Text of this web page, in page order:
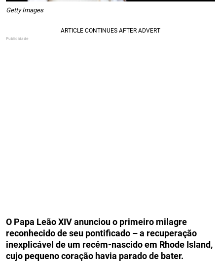
Getty Images
O Papa Leão XIV anunciou o primeiro milagre
reconhecido de seu pontificado – a recuperação
inexplicável de um recém-nascido em Rhode Island,
cujo pequeno coração havia parado de bater.